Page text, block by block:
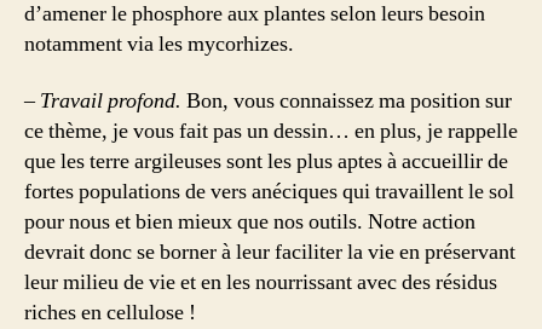
d’amener le phosphore aux plantes selon leurs besoin
notamment via les mycorhizes.
– Travail profond. Bon, vous connaissez ma position sur
ce thème, je vous fait pas un dessin… en plus, je rappelle
que les terre argileuses sont les plus aptes à accueillir de
fortes populations de vers anéciques qui travaillent le sol
pour nous et bien mieux que nos outils. Notre action
devrait donc se borner à leur faciliter la vie en préservant
leur milieu de vie et en les nourrissant avec des résidus
riches en cellulose !